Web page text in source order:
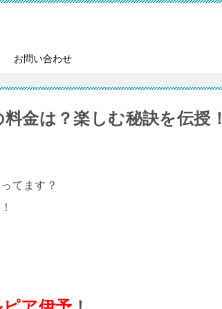
お問い合わせ
金は？楽しむ秘訣を伝授！
てます？